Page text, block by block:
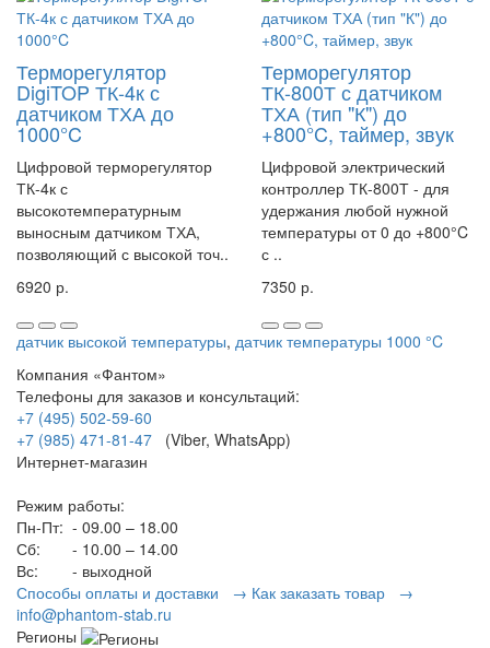
Терморегулятор
DigiTOP ТК-4к с
датчиком ТХА до
1000°C
Цифровой терморегулятор
ТК-4к с
высокотемпературным
выносным датчиком ТХА,
позволяющий с высокой точ..
6920 р.
Терморегулятор
ТК-800Т с датчиком
ТХА (тип "К") до
+800°C, таймер, звук
Цифровой электрический
контроллер ТК-800Т - для
удержания любой нужной
температуры от 0 до +800°C
с ..
7350 р.
датчик высокой температуры, датчик температуры 1000 °C
Компания «Фантом»
Телефоны для заказов и консультаций:
+7 (495) 502-59-60
+7 (985) 471-81-47 (Viber, WhatsApp)
Интернет-магазин
Режим работы:
Пн-Пт: - 09.00 – 18.00
Сб:
- 10.00 – 14.00
Вс:
- выходной
Способы оплаты и доставки → Как заказать товар →
info@phantom-stab.ru
Регионы